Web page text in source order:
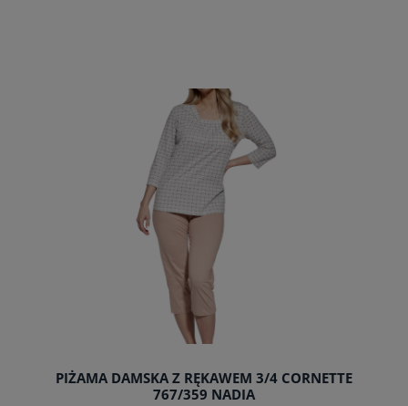
do koszyka
PIŻAMA DAMSKA Z RĘKAWEM 3/4 CORNETTE
767/359 NADIA